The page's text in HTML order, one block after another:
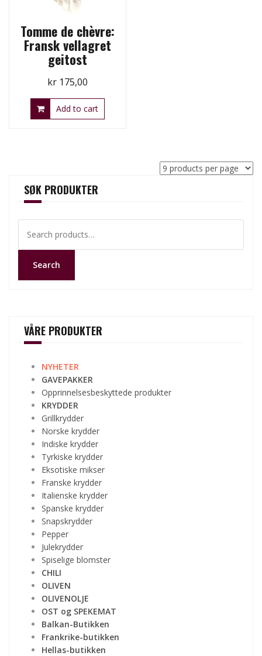
Tomme de chèvre:
Fransk vellagret
geitost
kr175,00
Add to cart
SØK PRODUKTER
for:
Search
VÅRE PRODUKTER
NYHETER
GAVEPAKKER
Opprinnelsesbeskyttede produkter
KRYDDER
Grillkrydder
Norske krydder
Indiske krydder
Tyrkiske krydder
Eksotiske mikser
Franske krydder
Italienske krydder
Spanske krydder
Snapskrydder
Pepper
Julekrydder
Spiselige blomster
CHILI
OLIVEN
OLIVENOLJE
OST og SPEKEMAT
Balkan-Butikken
Frankrike-butikken
Hellas-butikken